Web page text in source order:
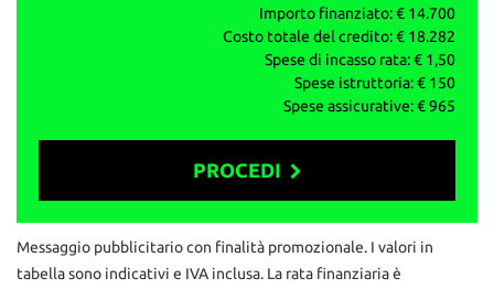
AUTO&MOTORIbs; ‒ Concesio (BS)
ATTENZIONE: per correttezza si fa presente che
involontariamente possono esserci errori nello specificare
Importo finanziato: € 14.700
Costo totale del credito: € 18.282
Spese di incasso rata: € 1,50
Spese istruttoria: € 150
Spese assicurative: €965
PROCEDI
Contattaci
Messaggio pubblicitario con finalità promozionale. I valori in
tabella sono indicativi e IVA inclusa. La rata finanziaria è